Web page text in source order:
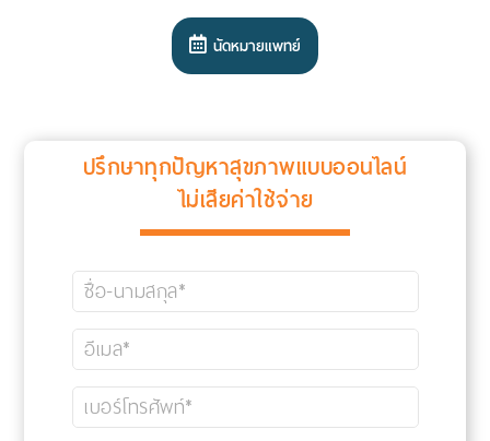
นัดหมายแพทย์
ปรึกษาทุกปัญหาสุขภาพแบบออนไลน์
ไม่เสียค่าใช้จ่าย